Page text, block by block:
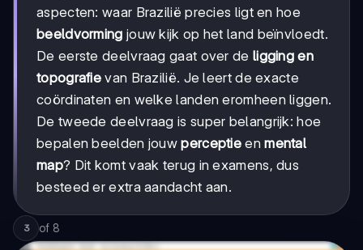
aspecten: waar Brazilië precies ligt en hoe
beeldvorming jouw kijk op het land beïnvloedt.
De eerste deelvraag gaat over de ligging en
topografie van Brazilië. Je leert de exacte
coördinaten en welke landen eromheen liggen.
De tweede deelvraag is super belangrijk: hoe
bepalen beelden jouwperceptie enmental
map? Dit komt vaak terug in examens, dus
besteed er extra aandacht aan.
3 of 8